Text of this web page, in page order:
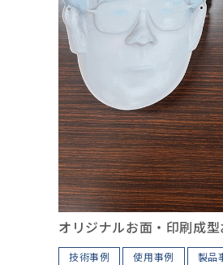
オリジナルお面・印刷成
技術事例 使用事例 製品